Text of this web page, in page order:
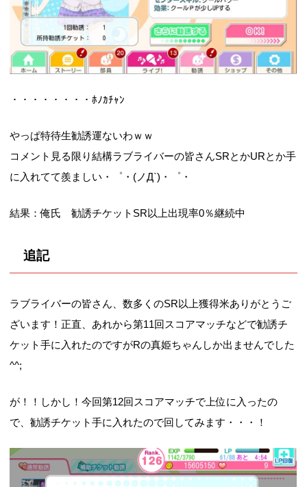
・・・・・・・・ﾎﾉｶﾁｬﾝ
やっぱ特待生勧誘運ないわｗｗ
コメント見る限り結構ラブライバーの皆さんSRとかURとか手
に入れてて羨ましい・゜・(ノД`)・゜・
結果：俺氏 勧誘チケットSR以上出現率0％継続中
追記
ラブライバーの皆さん、数多くのSR以上獲得米ありがとうご
ざいます！正直、あれから第11回スコアマッチなどで勧誘チ
ケット手に入れたのですがRの真姫ちゃんしか出ませんでした
^^;
が！！しかし！今回第12回スコアマッチで上位に入ったの
で、勧誘チケット手に入れたので回してみます・・・！